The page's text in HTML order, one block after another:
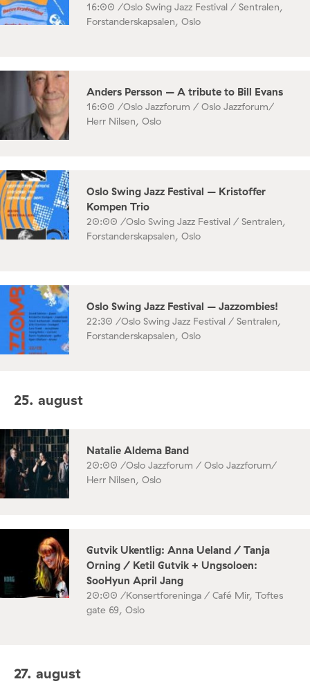
16:00 /Oslo Swing Jazz Festival / Sentralen,
Forstanderskapsalen, Oslo
Anders Persson – A tribute to Bill Evans
16:00 /Oslo Jazzforum / Oslo Jazzforum/
Herr Nilsen, Oslo
Oslo Swing Jazz Festival – Kristoffer
Kompen Trio
20:00 /Oslo Swing Jazz Festival / Sentralen,
Forstanderskapsalen, Oslo
Oslo Swing Jazz Festival – Jazzombies!
22:30 /Oslo Swing Jazz Festival / Sentralen,
Forstanderskapsalen, Oslo
25. august
Natalie Aldema Band
20:00 /Oslo Jazzforum / Oslo Jazzforum/
Herr Nilsen, Oslo
Gutvik Ukentlig: Anna Ueland / Tanja
Orning / Ketil Gutvik + Ungsoloen:
SooHyun April Jang
20:00 /Konsertforeninga / Café Mir, Toftes
gate 69, Oslo
27. august